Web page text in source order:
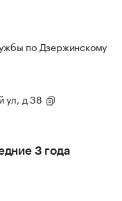
по Дзержинскому
ул, д 38
3 года